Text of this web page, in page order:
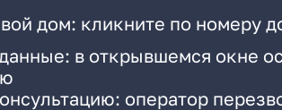
дом: кликните по номеру
в открывшемся окне
оператор